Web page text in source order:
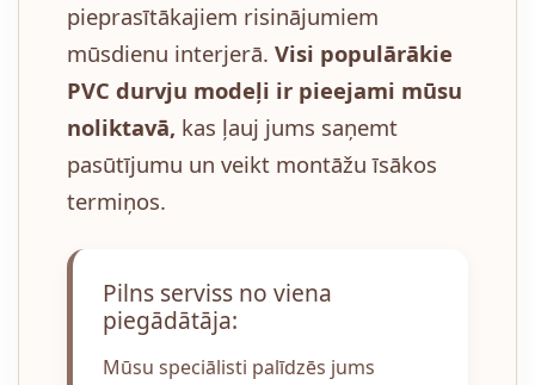
pieprasītākajiem risinājumiem
mūsdienu interjerā. Visi populārākie
PVC durvju modeļi ir pieejami mūsu
noliktavā, kas ļauj jums saņemt
pasūtījumu un veikt montāžu īsākos
termiņos.
Pilns serviss no viena
piegādātāja:
Mūsu speciālisti palīdzēs jums